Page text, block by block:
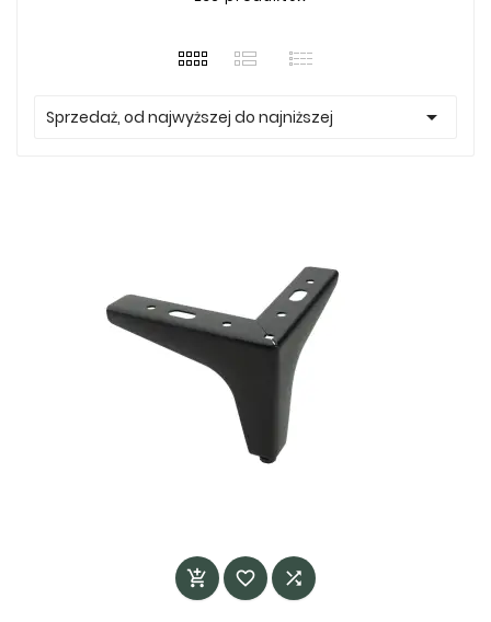
Sprzedaż, od najwyższej do najniższej 
  